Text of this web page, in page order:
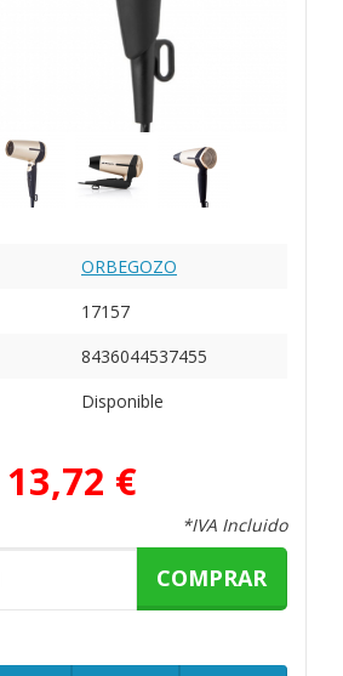
ORBEGOZO
17157
8436044537455
Disponible
13,72 €
*IVA Incluido
COMPRAR